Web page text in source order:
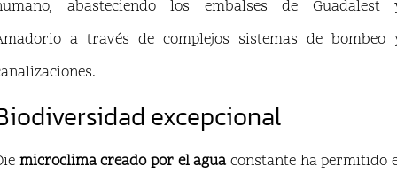
abasteciendo los embalses de Guadalest
a través de complejos sistemas de bombeo
excepcional
microclima creado por el aguaconstante ha permitido